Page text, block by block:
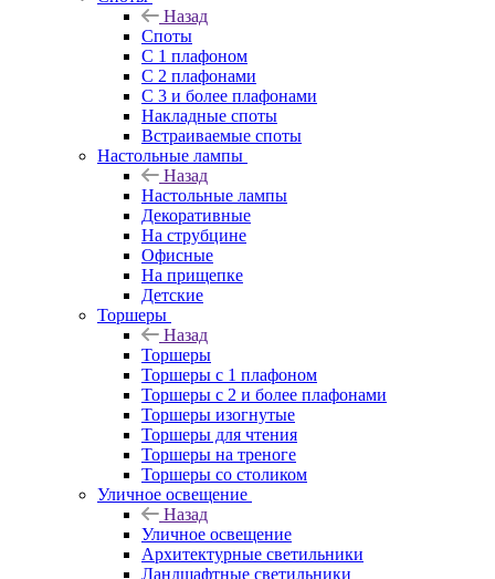
Назад
Споты
С 1 плафоном
С 2 плафонами
С 3 и более плафонами
Накладные споты
Встраиваемые споты
Настольные лампы
Назад
Настольные лампы
Декоративные
На струбцине
Офисные
На прищепке
Детские
Торшеры
Назад
Торшеры
Торшеры с 1 плафоном
Торшеры с 2 и более плафонами
Торшеры изогнутые
Торшеры для чтения
Торшеры на треноге
Торшеры со столиком
Уличное освещение
Назад
Уличное освещение
Архитектурные светильники
Ландшафтные светильники